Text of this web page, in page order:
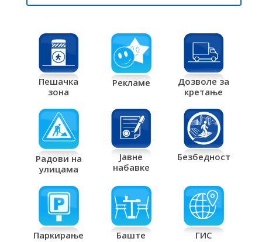
Пешачка
зона
Рекламе
Дозволе за
кретање
Радови на
улицама
Јавне
набавке
Безбедност
Паркирање Баште ГИС